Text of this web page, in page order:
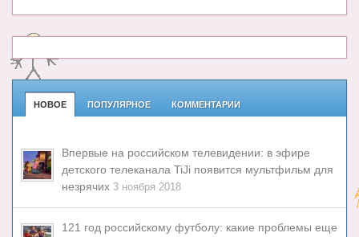
НОВОЕ ПОПУЛЯРНОЕ КОММЕНТАРИИ
Впервые на российском телевидении: в эфире
детского телеканала TiJi появится мультфильм для
незрячих 3 ноября 2018
121 год российскому футболу: какие проблемы еще